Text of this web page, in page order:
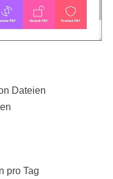
Dateien
pro Tag